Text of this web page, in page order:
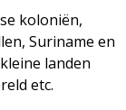
koloniën,
Suriname en
landen
etc.